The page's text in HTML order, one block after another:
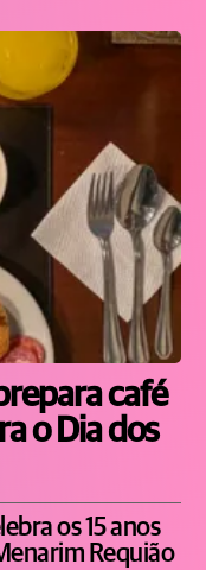
café
o Dia dos
os 15 anos
Requião